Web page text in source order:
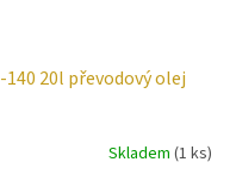
140 20l převodový olej
Skladem (1 ks)